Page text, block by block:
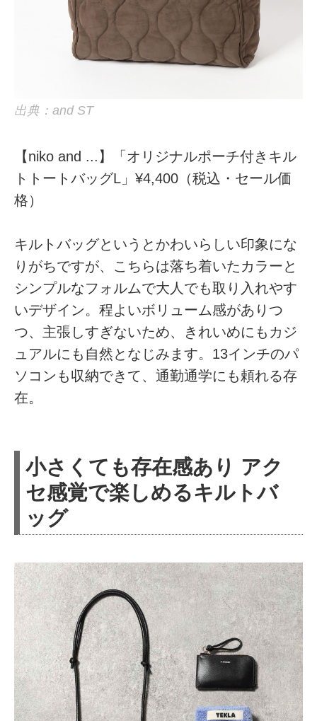
出典：and ST
【niko and ...】「オリジナルポーチ付きキル
トトートバッグL」¥4,400（税込・セール価
格）
キルトバッグというとかわいらしい印象にな
りがちですが、こちらは落ち着いたカラーと
シンプルなフォルムで大人でも取り入れやす
いデザイン。程よいボリューム感がありつ
つ、主張しすぎないため、きれいめにもカジ
ュアルにも自然となじみます。13インチのパ
ソコンも収納できて、通勤通学にも頼れる存
在。
小さくても存在感あり アク
セ感覚で楽しめるキルトバ
ッグ